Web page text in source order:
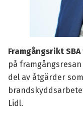
Framgångsrikt
på
del av åtgärder
Lidl.